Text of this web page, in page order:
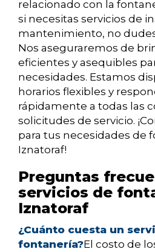
relacionado con la
si necesitas servicios de
mantenimiento, no
Nos aseguraremos de
eficientes y asequibles
necesidades. Estamos
horarios flexibles y
rápidamente a todas las
solicitudes de servicio.
para tus necesidades de
Iznatoraf!
Preguntas
servicios de
Iznatoraf
¿Cuánto cuesta un
fontanería?El costo de